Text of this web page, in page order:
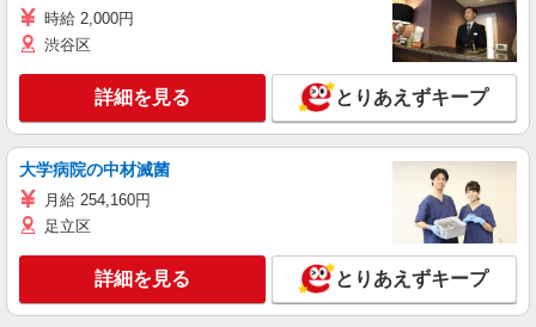
時給 2,000円
渋谷区
詳細を見る とりあえずキープ
大学病院の中材滅菌
月給 254,160円
足立区
詳細を見る とりあえずキープ